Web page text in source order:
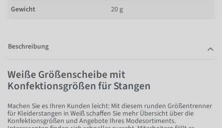
Gewicht
20 g
Beschreibung
Weiße Größenscheibe mit
Konfektionsgrößen für Stangen
Machen Sie es Ihren Kunden leicht: Mit diesem runden Größentrenner
für Kleiderstangen in Weiß schaffen Sie mehr Übersicht über die
Konfektionsgrößen und Angebote Ihres Modesortiments.